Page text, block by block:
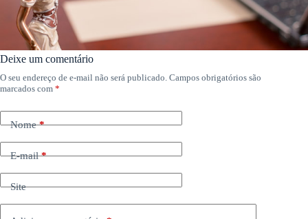
Deixe um comentário
O seu endereço de e-mail não será publicado. Campos obrigatórios são
marcados com *
Nome*
E-mail*
Site